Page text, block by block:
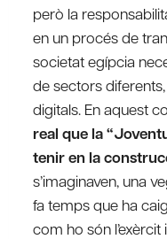
però la
en un procés de
societat egípcia
de sectors
digitals. En aquest
real que la
tenir en la
s’imaginaven, una
fa temps que ha
com ho són